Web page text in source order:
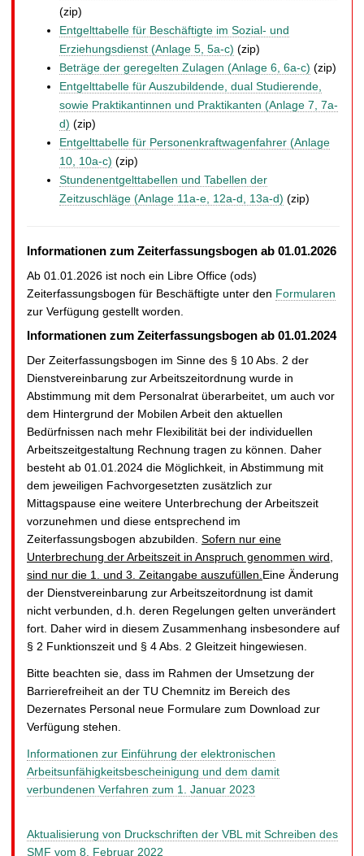
(zip)
Entgelttabelle für Beschäftigte im Sozial- und
Erziehungsdienst (Anlage 5, 5a-c) (zip)
Beträge der geregelten Zulagen (Anlage 6, 6a-c) (zip)
Entgelttabelle für Auszubildende, dual Studierende,
sowie Praktikantinnen und Praktikanten (Anlage 7, 7a-
d) (zip)
Entgelttabelle für Personenkraftwagenfahrer (Anlage
10, 10a-c) (zip)
Stundenentgelttabellen und Tabellen der
Zeitzuschläge (Anlage 11a-e, 12a-d, 13a-d) (zip)
Informationen zum Zeiterfassungsbogen ab 01.01.2026
Ab 01.01.2026 ist noch ein Libre Office (ods)
Zeiterfassungsbogen für Beschäftigte unter den Formularen
zur Verfügung gestellt worden.
Informationen zum Zeiterfassungsbogen ab 01.01.2024
Der Zeiterfassungsbogen im Sinne des § 10 Abs. 2 der
Dienstvereinbarung zur Arbeitszeitordnung wurde in
Abstimmung mit dem Personalrat überarbeitet, um auch vor
dem Hintergrund der Mobilen Arbeit den aktuellen
Bedürfnissen nach mehr Flexibilität bei der individuellen
Arbeitszeitgestaltung Rechnung tragen zu können. Daher
besteht ab 01.01.2024 die Möglichkeit, in Abstimmung mit
dem jeweiligen Fachvorgesetzten zusätzlich zur
Mittagspause eine weitere Unterbrechung der Arbeitszeit
vorzunehmen und diese entsprechend im
Zeiterfassungsbogen abzubilden. Sofern nur eine
Unterbrechung der Arbeitszeit in Anspruch genommen wird,
sind nur die 1. und 3. Zeitangabe auszufüllen. Eine Änderung
der Dienstvereinbarung zur Arbeitszeitordnung ist damit
nicht verbunden, d.h. deren Regelungen gelten unverändert
fort. Daher wird in diesem Zusammenhang insbesondere auf
§ 2 Funktionszeit und § 4 Abs. 2 Gleitzeit hingewiesen.
Bitte beachten sie, dass im Rahmen der Umsetzung der
Barrierefreiheit an der TU Chemnitz im Bereich des
Dezernates Personal neue Formulare zum Download zur
Verfügung stehen.
Informationen zur Einführung der elektronischen
Arbeitsunfähigkeitsbescheinigung und dem damit
verbundenen Verfahren zum 1. Januar 2023
Aktualisierung von Druckschriften der VBL mit Schreiben des
SMF vom 8. Februar 2022